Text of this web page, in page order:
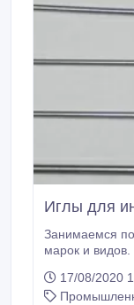
Иглы для
Занимаемся
марок и видов. К одноигольчатым и
предприятий России и
длина Новые Европа, Польша Срок доставки - 2
17/08/2020